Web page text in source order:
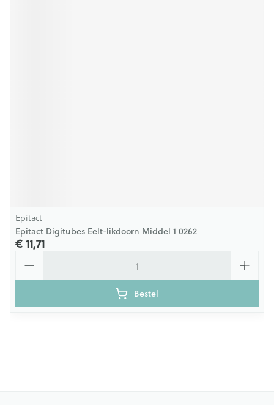
Epitact
Epitact Digitubes Eelt-likdoorn Middel 1 0262
€ 11,71
Bestel